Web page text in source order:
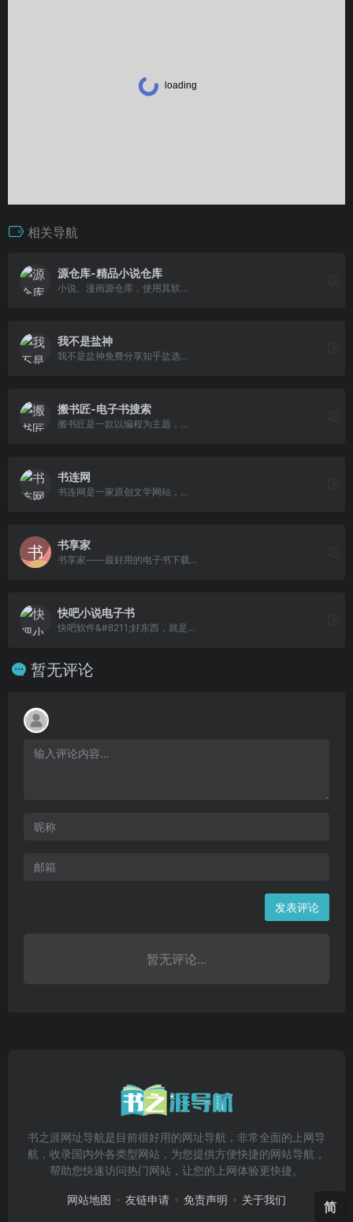
相关导航
源仓库-精品小说仓库
小说、漫画源仓库，使用其软...
我不是盐神
我不是盐神免费分享知乎盐选...
搬书匠-电子书搜索
搬书匠是一款以编程为主题，...
书连网
书连网是一家原创文学网站，...
书享家
书享家——最好用的电子书下载...
快吧小说电子书
快吧软件&#8211;好东西，就是...
暂无评论
发表评论
暂无评论...
书之涯网址导航是目前很好用的网址导航，非常全面的上网导
航，收录国内外各类型网站，为您提供方便快捷的网站导航，
帮助您快速访问热门网站，让您的上网体验更快捷。
网站地图 友链申请 免责声明 关于我们 简